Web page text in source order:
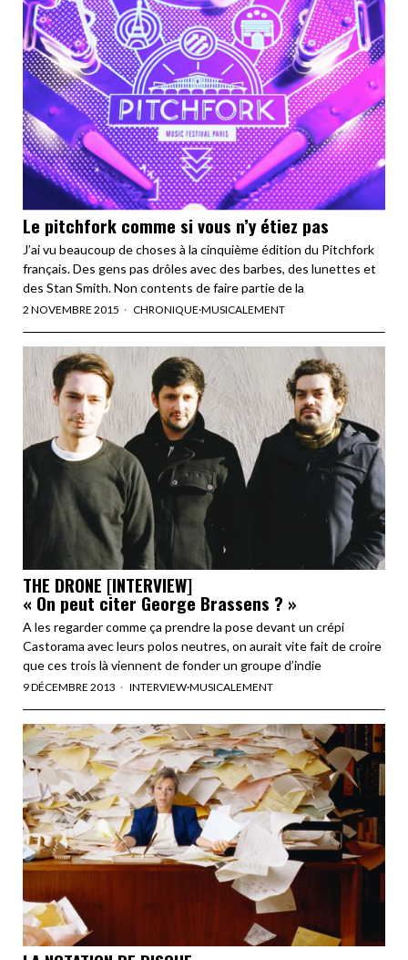
Le pitchfork comme si vous n’y étiez pas
J’ai vu beaucoup de choses à la cinquième édition du Pitchfork
français. Des gens pas drôles avec des barbes, des lunettes et
des Stan Smith. Non contents de faire partie de la
2 NOVEMBRE 2015 CHRONIQUE·MUSICALEMENT
THE DRONE [INTERVIEW]
« On peut citer George Brassens ? »
A les regarder comme ça prendre la pose devant un crépi
Castorama avec leurs polos neutres, on aurait vite fait de croire
que ces trois là viennent de fonder un groupe d’indie
9 DÉCEMBRE 2013 INTERVIEW·MUSICALEMENT